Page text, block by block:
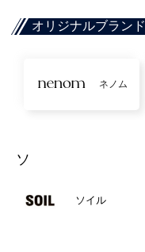
オリジナルブランド
ネノム
ソ
ソイル